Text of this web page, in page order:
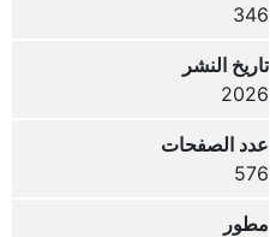
346
تاريخ النشر
2026
عدد الصفحات
576
مطور